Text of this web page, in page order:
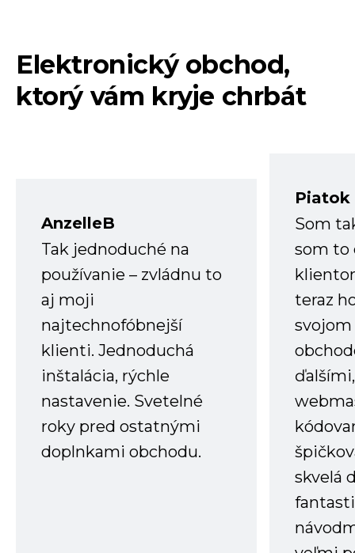
Elektronický obchod,
ktorý vám kryje chrbát
AnzelleB
Tak jednoduché na
používanie – zvládnu to
aj moji
najtechnofóbnejší
klienti. Jednoduchá
inštalácia, rýchle
nastavenie. Svetelné
roky pred ostatnými
doplnkami obchodu.
Piatok
Som
som to
teraz
skvelá